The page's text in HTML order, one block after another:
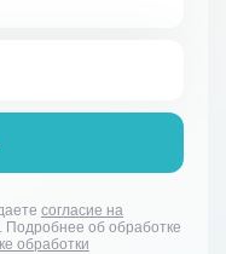
согласие на
. Подробнее об обработке
обработки